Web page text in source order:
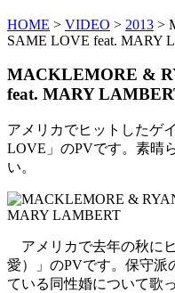
HOME > VIDEO > 2013 >
SAME LOVE feat. MARY
MACKLEMORE &
feat. MARY
アメリカでヒットしたゲ
LOVE」のPVです。素晴
い。
アメリカで去年の秋に
愛）」のPVです。保守派
ている同性婚について歌